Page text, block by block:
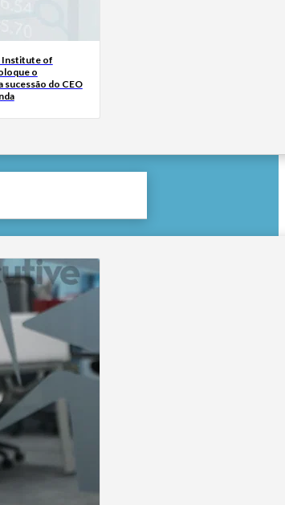
Institute of
o
sucessão do CEO